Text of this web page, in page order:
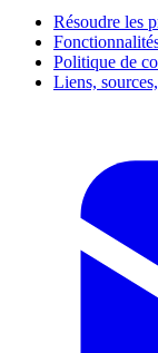
Résoudre les
Politique de
Liens,